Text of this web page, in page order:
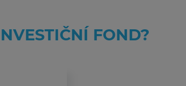
FOND?